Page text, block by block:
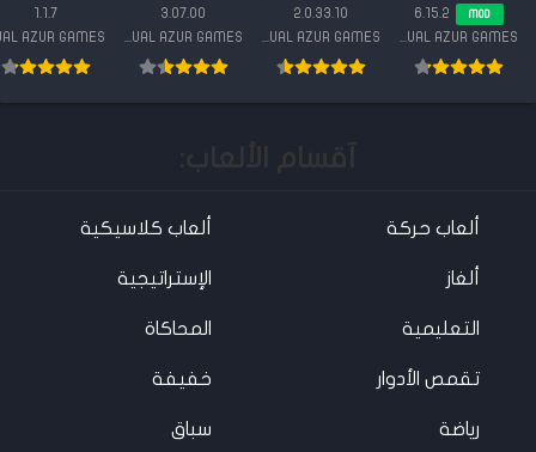
مهكرة 2025
{اخر اصدار}
MOD
6.15.2
2025 {اخر اصدار}2.0.33.10
مهكرة 2025
{اخر اصدار}
3.07.00
مهكرة
{اخر اصدار}
1.1.7
ألعاب حركة ألعاب كلاسيكية
ألغاز الإستراتيجية
التعليمية المحاكاة
تقمص الأدوار خفيفة
رياضة سباق